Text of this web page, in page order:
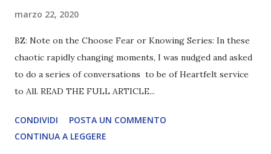
marzo 22, 2020
BZ: Note on the Choose Fear or Knowing Series: In these
chaotic rapidly changing moments, I was nudged and asked
to do a series of conversations to be of Heartfelt service
to All. READ THE FULL ARTICLE...
CONDIVIDI
POSTA UN COMMENTO
CONTINUA A LEGGERE